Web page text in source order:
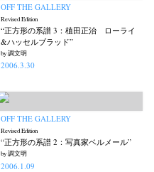
OFF THE GALLERY
Revised Edition
“正方形の系譜 3：植田正治 ローライ
&ハッセルブラッド”
by 調文明
2006.3.30
OFF THE GALLERY
Revised Edition
“正方形の系譜 2：写真家ベルメール”
by 調文明
2006.1.09